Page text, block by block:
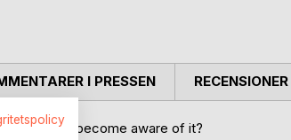
dare to become aware of it?
I PRESSEN RECENSIONER